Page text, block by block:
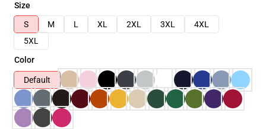
Size
S
M L XL 2XL 3XL
4XL
5XL
Color
Default